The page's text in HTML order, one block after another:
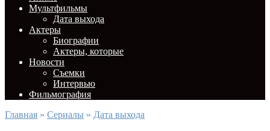
Мультфильмы
Дата выхода
Актеры
Биографии
Актеры, которые
Новости
Съемки
Интервью
Фильмография
Главная » Сериалы » Дата выхода